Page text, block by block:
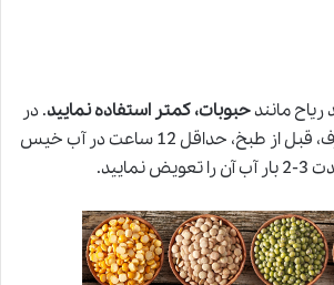
حبوبات، کمتر استفاده نمایید. در
صورت تمایل به مصرف، قبل از طبخ، حداقل 12 ساعت در آب خیس